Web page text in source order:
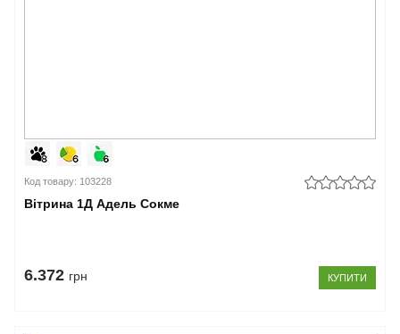
Код товару: 103228
Вітрина 1Д Адель Сокме
6.372 грн КУПИТИ